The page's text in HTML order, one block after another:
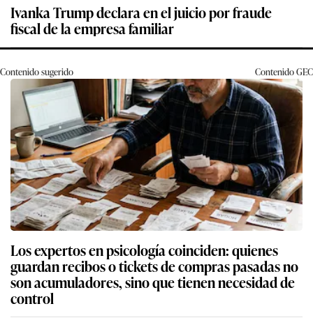
Ivanka Trump declara en el juicio por fraude
fiscal de la empresa familiar
Contenido sugerido ContenidoGEC
Los expertos en psicología coinciden: quienes
guardan recibos o tickets de compras pasadas no
son acumuladores, sino que tienen necesidad de
control